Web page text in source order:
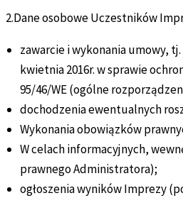
2.Dane osobowe Uczestników
zawarcie i wykonania umowy,
kwietnia 2016r. w sprawie
95/46/WE (ogólne
dochodzenia ewentualnych
Wykonania obowiązków
W celach informacyjnych,
prawnego Administratora);
ogłoszenia wyników Imprezy